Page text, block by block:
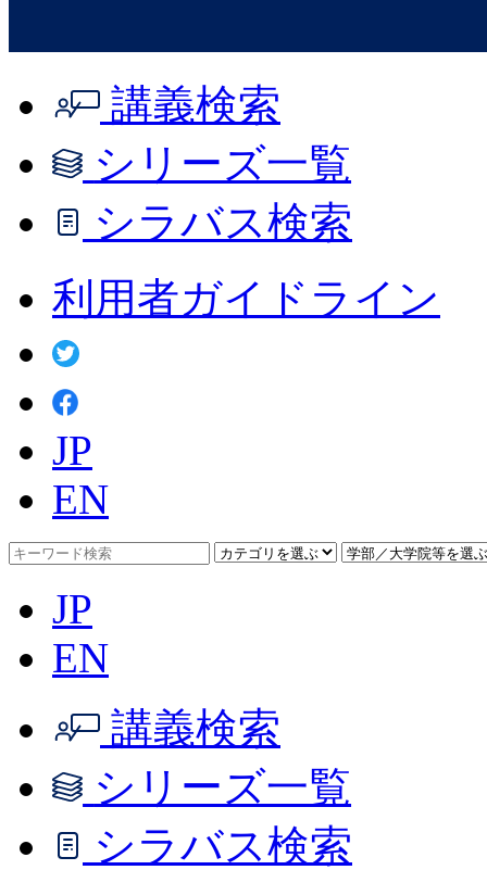
講義検索
シリーズ一覧
シラバス検索
利用者ガイドライン
JP
EN
JP
EN
講義検索
シリーズ一覧
シラバス検索